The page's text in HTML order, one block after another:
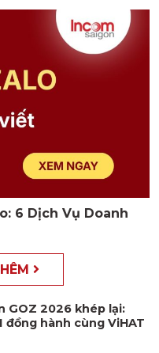
6 Dịch Vụ Doanh
GOZ 2026 khép lại:
đồng hành cùng ViHAT